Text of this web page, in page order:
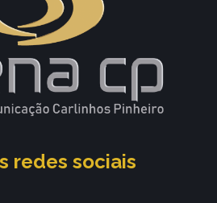
redes sociais